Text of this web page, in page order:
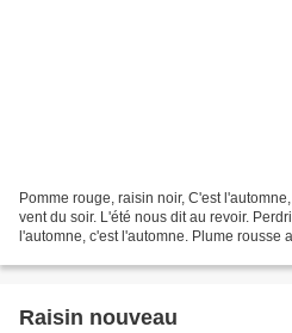
Pomme rouge, raisin noir, C'est
vent du soir. L'été nous dit au revoir.
l'automne, c'est l'automne. Plume rousse
Raisin nouveau